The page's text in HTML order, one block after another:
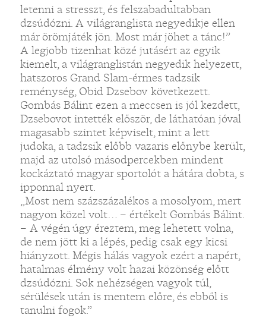
letenni a stresszt, és felszabadultabban
dzsúdózni. A világranglista negyedikje ellen
már örömjáték jön. Most már jöhet a tánc!”
A legjobb tizenhat közé jutásért az egyik
kiemelt, a világranglistán negyedik helyezett,
hatszoros Grand Slam-érmes tadzsik
reménység, Obid Dzsebov következett.
Gombás Bálint ezen a meccsen is jól kezdett,
Dzsebovot intették először, de láthatóan jóval
magasabb szintet képviselt, mint a lett
judoka, a tadzsik előbb vazaris előnybe került,
majd az utolsó másodpercekben mindent
kockáztató magyar sportolót a hátára dobta, s
ipponnal nyert.
„Most nem százszázalékos a mosolyom, mert
nagyon közel volt… – értékelt Gombás Bálint.
– A végén úgy éreztem, meg lehetett volna,
de nem jött ki a lépés, pedig csak egy kicsi
hiányzott. Mégis hálás vagyok ezért a napért,
hatalmas élmény volt hazai közönség előtt
dzsúdózni. Sok nehézségen vagyok túl,
sérülések után is mentem előre, és ebből is
tanulni fogok.”